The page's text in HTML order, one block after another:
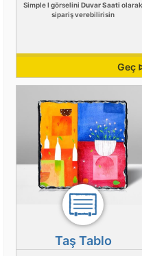
Simple I görselini Duvar Saati olarak
sipariş verebilirisin
Geç
Taş Tablo